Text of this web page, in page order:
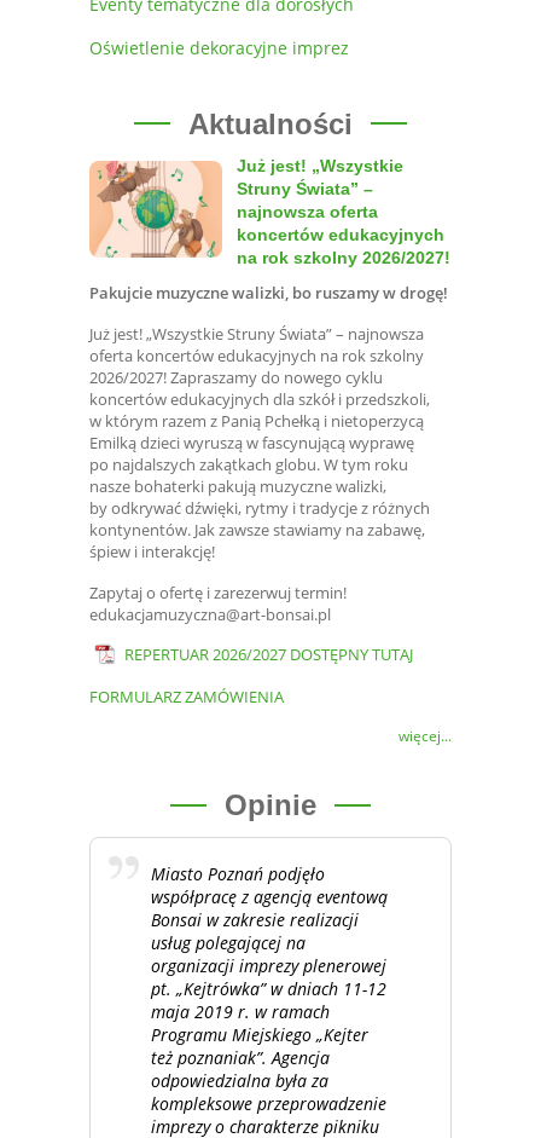
Oświetlenie dekoracyjne imprez
Aktualności
Już jest! „Wszystkie
Struny Świata” –
najnowsza oferta
koncertów edukacyjnych
na rok szkolny 2026/2027!
Pakujcie muzyczne walizki, bo ruszamy w drogę!
Już jest! „Wszystkie Struny Świata” – najnowsza
oferta koncertów edukacyjnych na rok szkolny
2026/2027! Zapraszamy do nowego cyklu
koncertów edukacyjnych dla szkół i przedszkoli,
w którym razem z Panią Pchełką i nietoperzycą
Emilką dzieci wyruszą w fascynującą wyprawę
po najdalszych zakątkach globu. W tym roku
nasze bohaterki pakują muzyczne walizki,
by odkrywać dźwięki, rytmy i tradycje z różnych
kontynentów. Jak zawsze stawiamy na zabawę,
śpiew i interakcję!
Zapytaj o ofertę i zarezerwuj termin!
edukacjamuzyczna@art-bonsai.pl
REPERTUAR 2026/2027 DOSTĘPNY TUTAJ
FORMULARZ ZAMÓWIENIA
więcej...
Opinie
Miasto Poznań podjęło
współpracę z agencją eventową
Bonsai w zakresie realizacji
usług polegającej na
organizacji imprezy plenerowej
pt. „Kejtrówka” w dniach 11-12
maja 2019 r. w ramach
Programu Miejskiego „Kejter
też poznaniak”. Agencja
odpowiedzialna była za
kompleksowe przeprowadzenie
imprezy o charakterze pikniku